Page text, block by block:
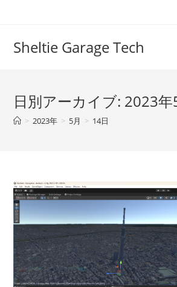
Sheltie Garage Tech
日別アーカイブ: 2023年
> 2023年 > 5月 > 14日